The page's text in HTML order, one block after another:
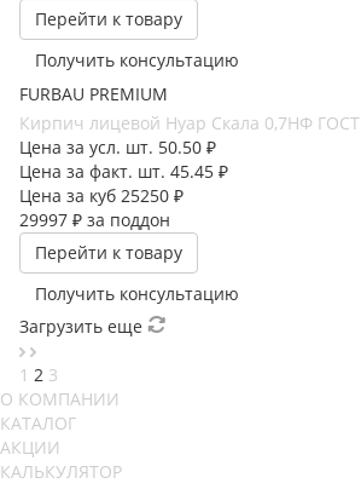
Перейти к товару
Получить консультацию
FURBAU PREMIUM
Кирпич лицевой Нуар Скала 0,7НФ ГОСТ
Цена за усл. шт. 50.50 ₽
Цена за факт. шт. 45.45 ₽
Цена за куб 25250 ₽
29997 ₽ за поддон
Перейти к товару
Получить консультацию
Загрузить еще
1 2 3
О КОМПАНИИ
КАТАЛОГ
АКЦИИ
КАЛЬКУЛЯТОР